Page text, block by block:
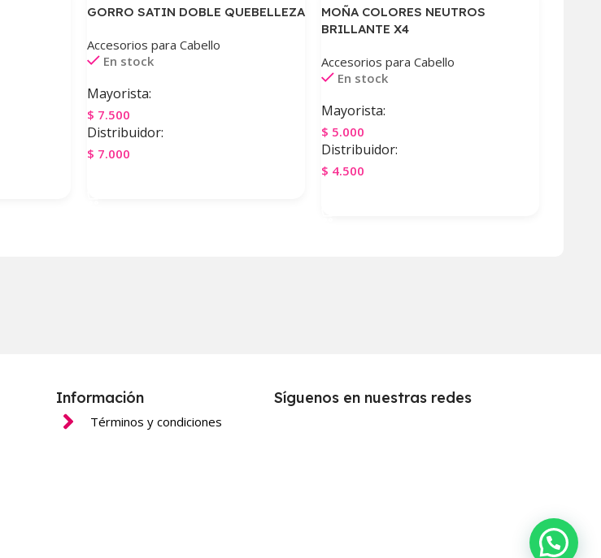
GORRO SATIN DOBLE QUEBELLEZA
Accesorios para Cabello
En stock
Mayorista:
$ 7.500
Distribuidor:
$ 7.000
MOÑA COLORES NEUTROS
BRILLANTE X4
Accesorios para Cabello
En stock
Mayorista:
$ 5.000
Distribuidor:
$ 4.500
Información
Términos y condiciones
Síguenos en nuestras redes